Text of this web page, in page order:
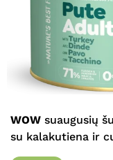
WOW suaugusių
su kalakutiena ir